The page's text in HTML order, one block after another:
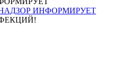
ИНФОРМИРУЕТ